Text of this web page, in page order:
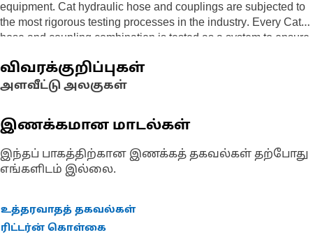
equipment. Cat hydraulic hose and couplings are subjected to
the most rigorous testing processes in the industry. Every Cat
hose and coupling combination is tested as a system to ensure
விவரக்குறிப்புகள்
அளவீட்டு அலகுகள்
இணக்கமான மாடல்கள்
இந்தப் பாகத்திற்கான இணக்கத் தகவல்கள் தற்போது
எங்களிடம் இல்லை.
உத்தரவாதத் தகவல்கள்
ரிட்டர்ன் கொள்கை